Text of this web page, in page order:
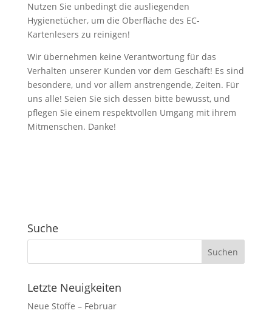
Nutzen Sie unbedingt die ausliegenden
Hygienetücher, um die Oberfläche des EC-
Kartenlesers zu reinigen!
Wir übernehmen keine Verantwortung für das
Verhalten unserer Kunden vor dem Geschäft! Es sind
besondere, und vor allem anstrengende, Zeiten. Für
uns alle! Seien Sie sich dessen bitte bewusst, und
pflegen Sie einem respektvollen Umgang mit ihrem
Mitmenschen. Danke!
Suche
Letzte Neuigkeiten
Neue Stoffe – Februar